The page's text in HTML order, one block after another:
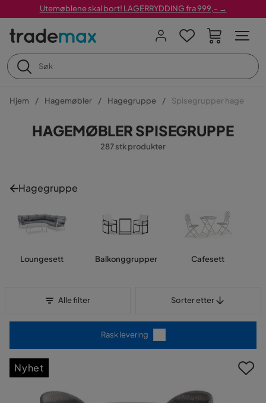
Utemøblene skal bort! LAGERRYDDING fra 999,- →
Hjem Hagemøbler Hagegruppe Spisegrupper hage
HAGEMØBLER SPISEGRUPPE
287 stk produkter
Hagegruppe
Loungesett Balkonggrupper Cafesett
Alle filter Sorter etter
Rask levering
Nyhet